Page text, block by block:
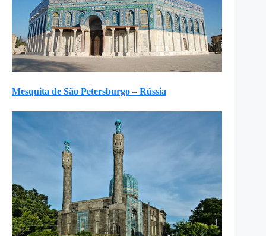
Mesquita de São Petersburgo – Rússia